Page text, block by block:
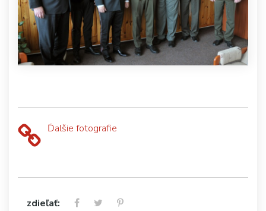
Ďalšie fotografie
zdieľať: